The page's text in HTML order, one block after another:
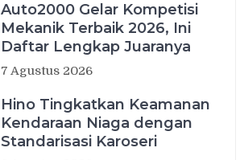
Auto2000 Gelar Kompetisi
Mekanik Terbaik 2026, Ini
Daftar Lengkap Juaranya
7 Agustus 2026
Hino Tingkatkan Keamanan
Kendaraan Niaga dengan
Standarisasi Karoseri